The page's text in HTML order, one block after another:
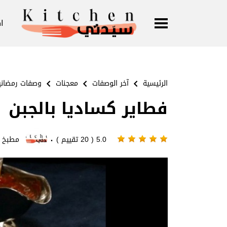
الرئيسية آخر الوصفات معجنات وصفات
فطاير كساديا بالجبن
·